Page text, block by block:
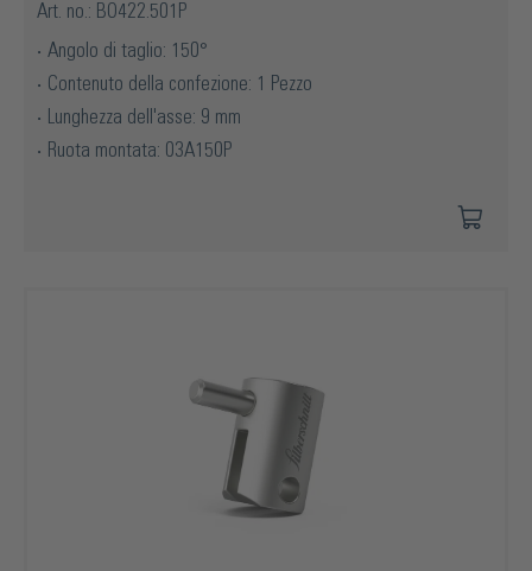
Art. no.: BO422.501P
Angolo di taglio: 150°
Contenuto della confezione: 1 Pezzo
Lunghezza dell'asse: 9 mm
Ruota montata: 03A150P